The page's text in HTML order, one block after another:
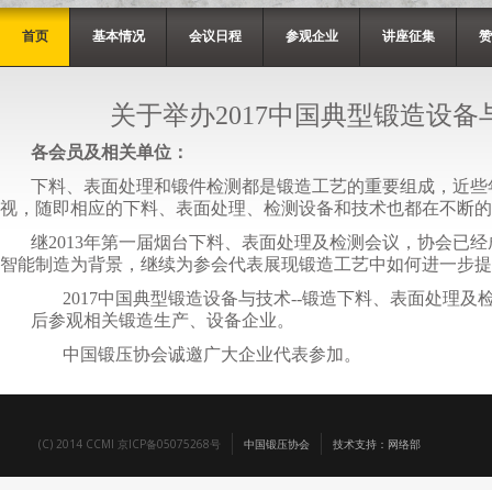
首页 基本情况 会议日程 参观企业 讲座征集
关于举办2017中国典型锻造设备
各会员及相关单位：
下料、表面处理和锻件检测都是锻造工艺的重要组成，近
视，随即相应的下料、表面处理、检测设备和技术也都在不断
继2013年第一届烟台下料、表面处理及检测会议，协会已
智能制造为背景，继续为参会代表展现锻造工艺中如何进一步
2017中国典型锻造设备与技术--锻造下料、表面处理及
后参观相关锻造生产、设备企业。
中国锻压协会诚邀广大企业代表参加。
(C) 2014 CCMI 京ICP备05075268号 中国锻压协会 技术支持：网络部